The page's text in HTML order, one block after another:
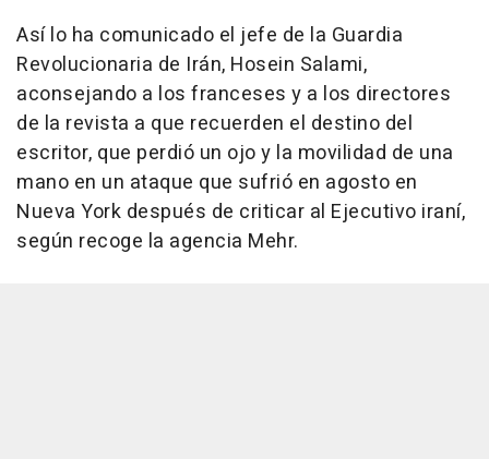
Así lo ha comunicado el jefe de la Guardia
Revolucionaria de Irán, Hosein Salami,
aconsejando a los franceses y a los directores
de la revista a que recuerden el destino del
escritor, que perdió un ojo y la movilidad de una
mano en un ataque que sufrió en agosto en
Nueva York después de criticar al Ejecutivo iraní,
según recoge la agencia Mehr.